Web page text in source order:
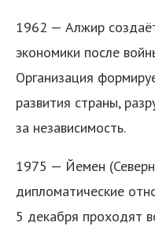
1962 — Алжир
экономики после
Организация
развития страны,
за независимость.
1975 — Йемен
дипломатические
5 декабря проходят